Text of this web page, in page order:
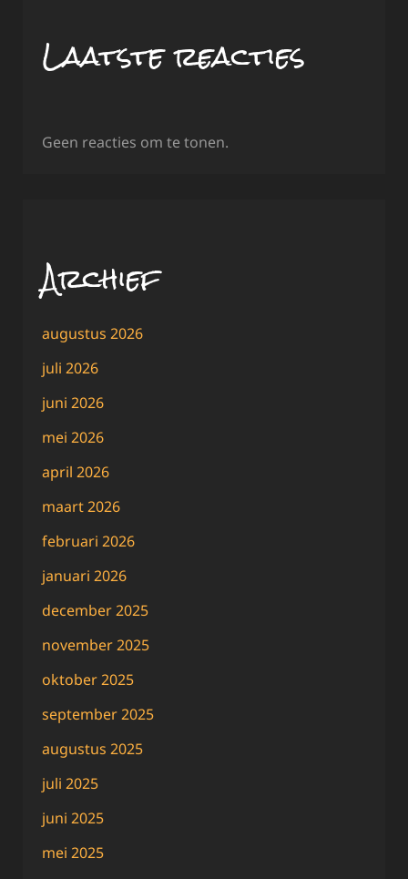
Laatste reacties
Geen reacties om te tonen.
Archief
augustus 2026
juli 2026
juni 2026
mei 2026
april 2026
maart 2026
februari 2026
januari 2026
december 2025
november 2025
oktober 2025
september 2025
augustus 2025
juli 2025
juni 2025
mei 2025